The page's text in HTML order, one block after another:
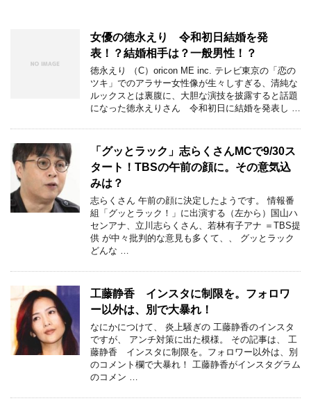
女優の徳永えり 令和初日結婚を発
表！？結婚相手は？一般男性！？
徳永えり （C）oricon ME inc. テレビ東京の「恋の
ツキ」でのアラサー女性像が生々しすぎる、清純な
ルックスとは裏腹に、大胆な演技を披露すると話題
になった徳永えりさん 令和初日に結婚を発表し …
「グッとラック」志らくさんMCで9/30ス
タート！TBSの午前の顔に。その意気込
みは？
志らくさん 午前の顔に決定したようです。 情報番
組「グッとラック！」に出演する（左から）国山ハ
センアナ、立川志らくさん、若林有子アナ ＝TBS提
供 が中々批判的な意見も多くて、、 グッとラック
どんな …
工藤静香 インスタに制限を。フォロワ
ー以外は、別で大暴れ！
なにかにつけて、 炎上騒ぎの 工藤静香のインスタ
ですが、 アンチ対策に出た模様。 その記事は、 工
藤静香 インスタに制限を。フォロワー以外は、別
のコメント欄で大暴れ！ 工藤静香がインスタグラム
のコメン …